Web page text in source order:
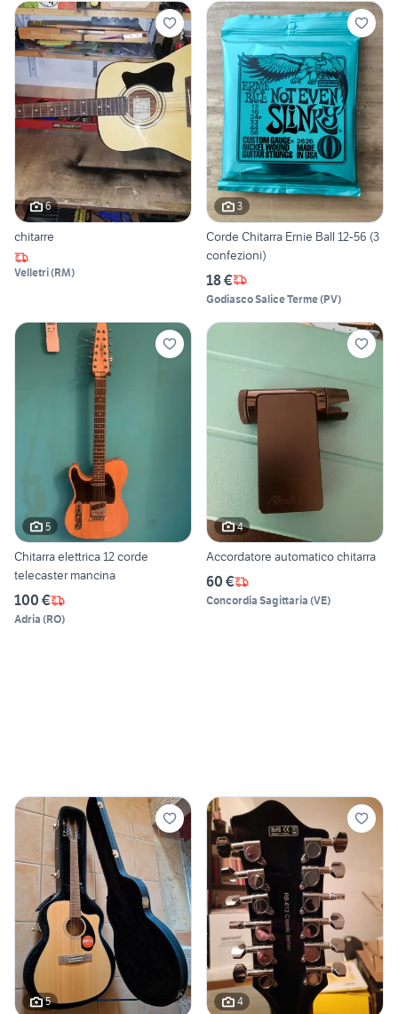
6
chitarre
Velletri(RM)
3
Corde Chitarra Ernie Ball 12-56 (3
confezioni)
18 €
Godiasco Salice Terme(PV)
5
Chitarra elettrica 12 corde
telecaster mancina
100 €
Adria (RO)
4
Accordatore automatico chitarra
60 €
Concordia Sagittaria (VE)
5 4